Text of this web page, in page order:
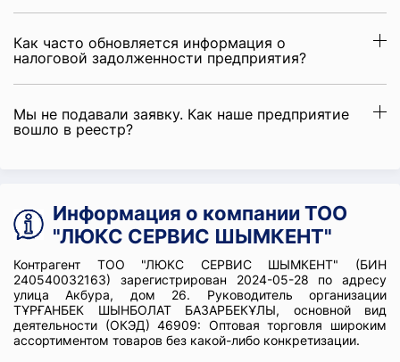
Как часто обновляется информация о
налоговой задолженности предприятия?
Мы не подавали заявку. Как наше предприятие
вошло в реестр?
Информация о компании ТОО
"ЛЮКС СЕРВИС ШЫМКЕНТ"
Контрагент ТОО "ЛЮКС СЕРВИС ШЫМКЕНТ" (БИН
240540032163) зарегистрирован 2024-05-28 по адресу
улица Акбура, дом 26. Руководитель организации
ТҰРҒАНБЕК ШЫНБОЛАТ БАЗАРБЕКҰЛЫ, основной вид
деятельности (ОКЭД) 46909: Оптовая торговля широким
ассортиментом товаров без какой-либо конкретизации.